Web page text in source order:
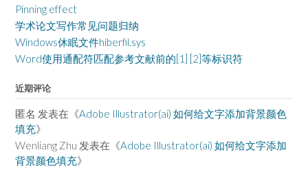
Pinning effect
学术论文写作常见问题归纳
Windows休眠文件hiberfil.sys
Word使用通配符匹配参考文献前的[1] [2]等标识符
近期评论
匿名 发表在《Adobe Illustrator(ai) 如何给文字添加背景颜色
填充》
Wenliang Zhu 发表在《Adobe Illustrator(ai) 如何给文字添加
背景颜色填充》